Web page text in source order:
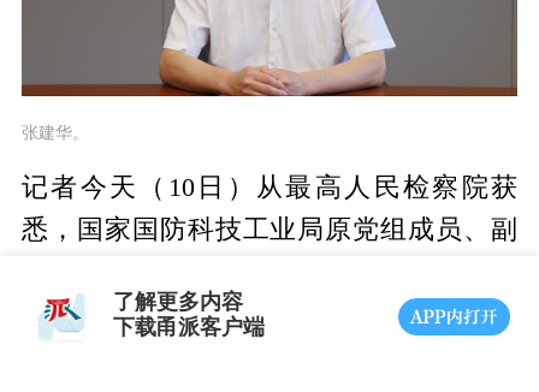
张建华。
记者今天（10日）从最高人民检察院获
悉，国家国防科技工业局原党组成员、副
案，由国家监察委员会调查终结，移送检
了解更多内容
下载甬派客户端